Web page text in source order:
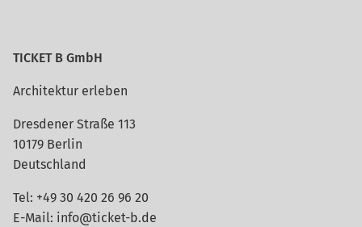
TICKET B GmbH
Architektur erleben
Dresdener Straße 113
10179 Berlin
Deutschland
Tel: +49 30 420 26 96 20
E-Mail: info@ticket-b.de